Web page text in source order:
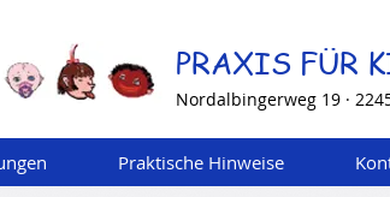
PRAXIS FÜR
Nordalbingerweg 19 ·
Praktische Hinweise